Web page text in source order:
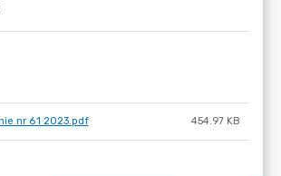
nr 61 2023.pdf 454.97 KB